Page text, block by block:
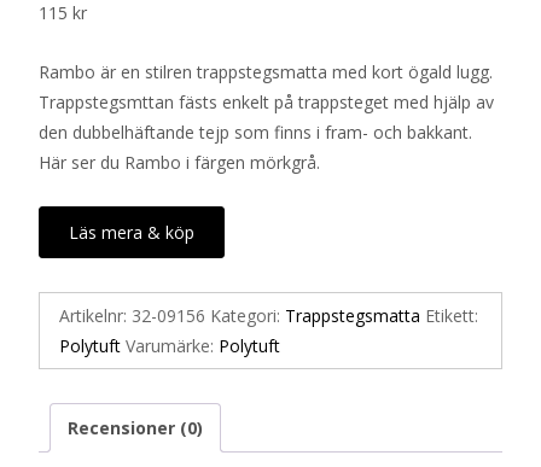
115 kr
Rambo är en stilren trappstegsmatta med kort ögald lugg.
Trappstegsmttan fästs enkelt på trappsteget med hjälp av
den dubbelhäftande tejp som finns i fram- och bakkant.
Här ser du Rambo i färgen mörkgrå.
Läs mera & köp
Artikelnr: 32-09156 Kategori: Trappstegsmatta Etikett:
Polytuft Varumärke: Polytuft
Recensioner (0)